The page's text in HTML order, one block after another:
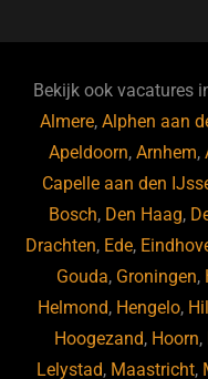
b
o
o
k
ky dI
n
Bekijk ook vacatures
Almere,Alphen aan
Apeldoorn,Arnhem,
Capelle aan den
Bosch, Den Haag,
Drachten, Ede,
Gouda, Groningen,
Helmond, Hengelo,
Hoogezand, Hoorn,
Lelystad, Maastricht,